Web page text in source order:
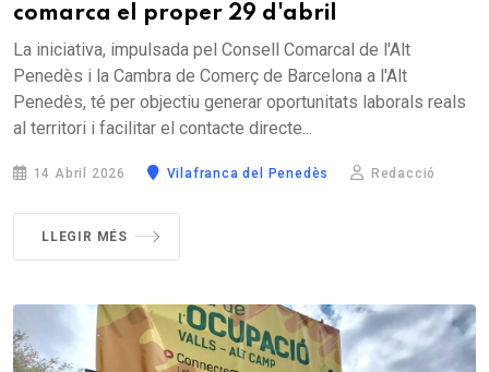
comarca el proper 29 d'abril
La iniciativa, impulsada pel Consell Comarcal de l'Alt
Penedès i la Cambra de Comerç de Barcelona a l'Alt
Penedès, té per objectiu generar oportunitats laborals reals
al territori i facilitar el contacte directe...
14 Abril 2026 Vilafranca del Penedès Redacció
LLEGIR MÉS